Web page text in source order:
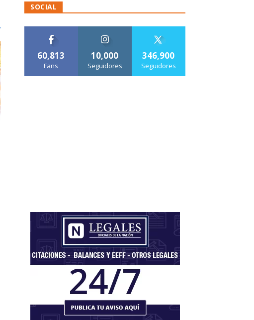
SOCIAL
60,813
Fans
10,000
Seguidores
346,900
Seguidores